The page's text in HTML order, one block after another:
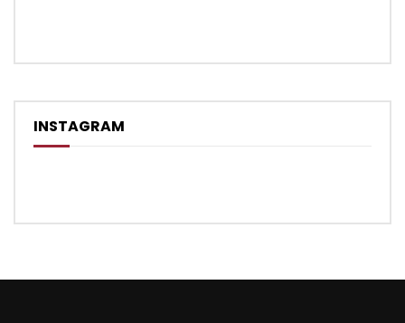
INSTAGRAM